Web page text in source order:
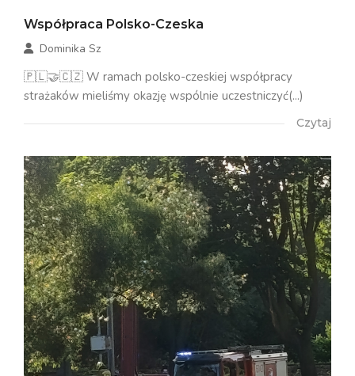
Współpraca Polsko-Czeska
Dominika Sz
🇵🇱🤝🇨🇿 W ramach polsko-czeskiej współpracy
strażaków mieliśmy okazję wspólnie uczestniczyć(...)
Czytaj